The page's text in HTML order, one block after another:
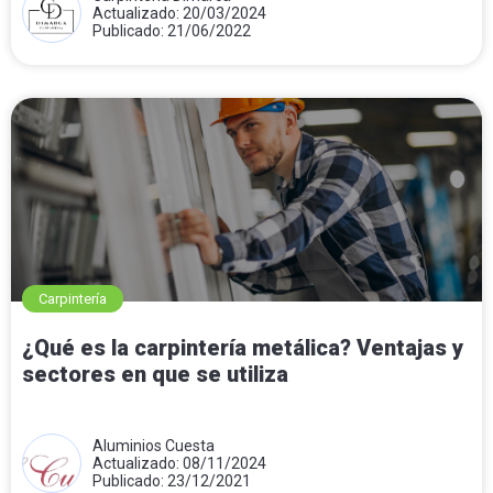
Actualizado: 20/03/2024
Publicado: 21/06/2022
Carpintería
¿Qué es la carpintería metálica? Ventajas y
sectores en que se utiliza
Aluminios Cuesta
Actualizado: 08/11/2024
Publicado: 23/12/2021